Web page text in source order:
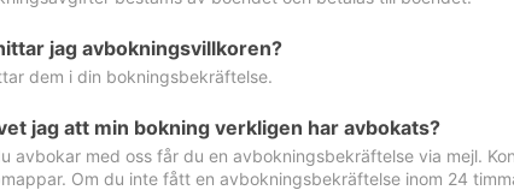
jag avbokningsvillkoren?
dem i din bokningsbekräftelse.
jag att min bokning verkligen har avbokats?
avbokar med oss får du en avbokningsbekräftelse via mejl.
Om du inte fått en avbokningsbekräftelse inom 24